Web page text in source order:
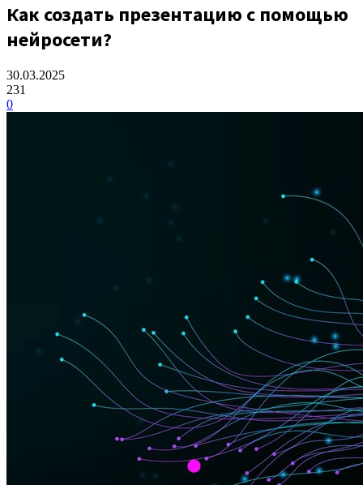
Как создать презентацию с помощью
нейросети?
30.03.2025
231
0